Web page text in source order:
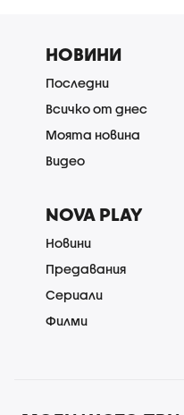
НОВИНИ
Последни
Всичко от днес
Моята новина
Видео
NOVA PLAY
Новини
Предавания
Сериали
Филми